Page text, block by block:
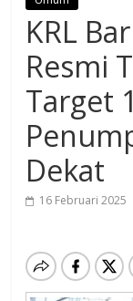
KRL
Resmi
Target
Dekat
16 Februari 2025